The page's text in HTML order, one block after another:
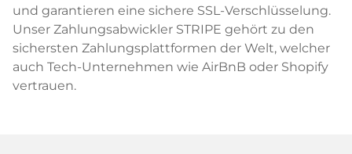
und garantieren eine sichere SSL-Verschlüsselung.
Unser Zahlungsabwickler STRIPE gehört zu den
sichersten Zahlungsplattformen der Welt, welcher
auch Tech-Unternehmen wie AirBnB oder Shopify
vertrauen.